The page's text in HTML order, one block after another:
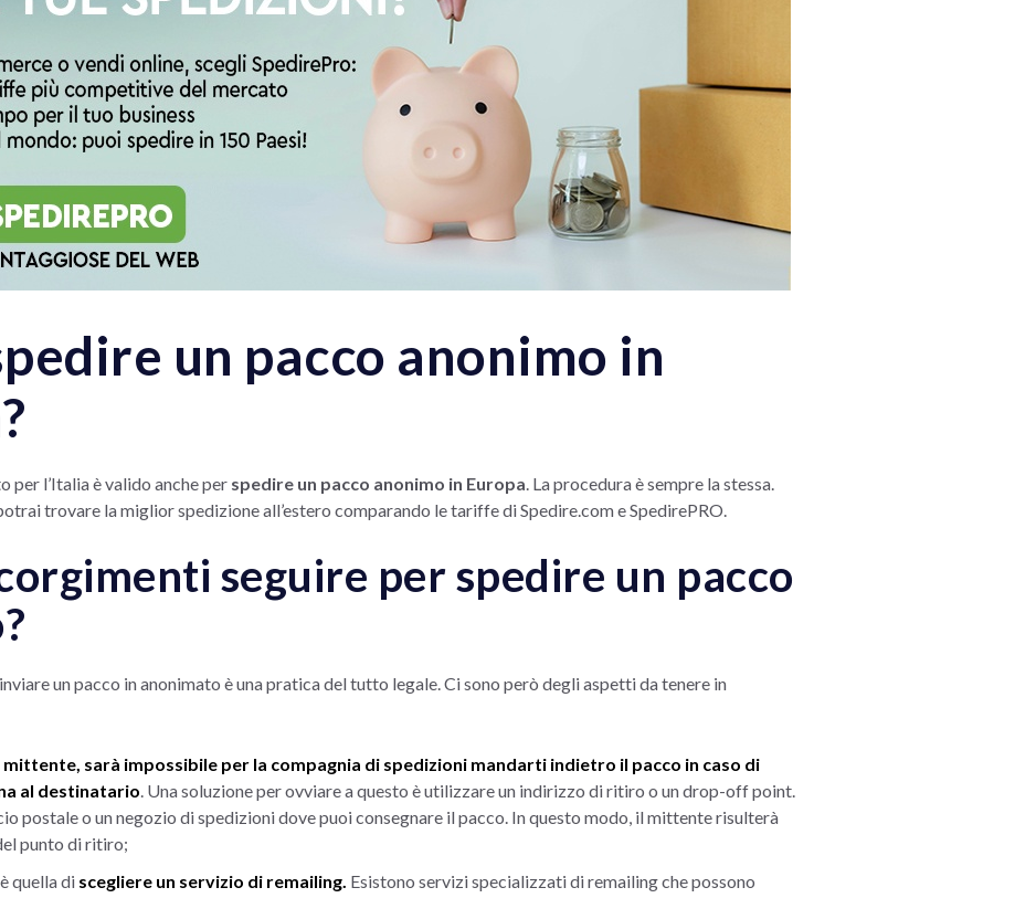
un pacco anonimo in
per l’Italia è valido anche per spedire un pacco anonimo in Europa. La procedura è sempre la stessa.
trovare la miglior spedizione all’estero comparando le tariffe di Spedire.com e SpedirePRO.
seguire per spedire un pacco
un pacco in anonimato è una pratica del tutto legale. Ci sono però degli aspetti da tenere in
mittente, sarà impossibile per la compagnia di spedizioni mandarti indietro il pacco in caso di
al destinatario. Una soluzione per ovviare a questo è utilizzare un indirizzo di ritiro o un drop-off point.
postale o un negozio di spedizioni dove puoi consegnare il pacco. In questo modo, il mittente risulterà
punto di ritiro;
quella di scegliere un servizio di remailing. Esistono servizi specializzati di remailing che possono